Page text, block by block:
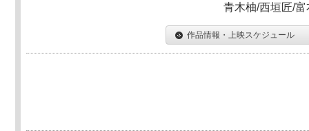
青木柚/西垣匠/
作品情報・上映スケジュール